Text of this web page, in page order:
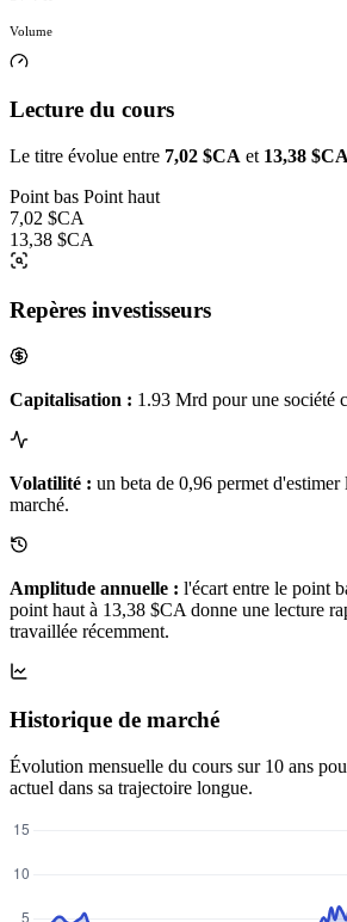
Volume
Lecture du cours
Le titre évolue entre 7,02 $CA et 13,38 $CA
Point bas Point haut
7,02 $CA
13,38 $CA
Repères investisseurs
Capitalisation : 1.93 Mrd pour une société
Volatilité : un beta de 0,96 permet
marché.
Amplitude annuelle : l'écart entre le point
point haut à 13,38 $CA donne une lecture
travaillée récemment.
Historique de marché
Évolution mensuelle du cours sur 10 ans
actuel dans sa trajectoire longue.